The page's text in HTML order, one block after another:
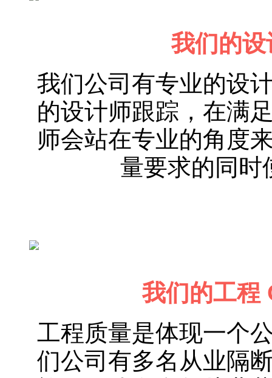
我们的
我们公司有专业的设
的设计师跟踪，在满
师会站在专业的角度
量要求的同时
我们的工
工程质量是体现一个
们公司有多名从业隔